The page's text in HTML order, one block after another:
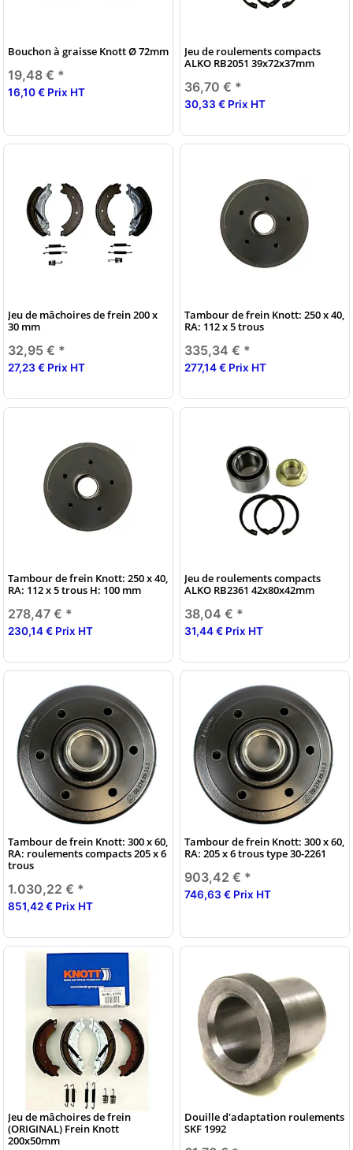
Bouchon à graisse Knott Ø 72mm
19,48 € *
16,10 € Prix HT
Jeu de roulements compacts
ALKO RB2051 39x72x37mm
36,70 € *
30,33 € Prix HT
Jeu de mâchoires de frein 200 x
30 mm
32,95 € *
27,23 € Prix HT
Tambour de frein Knott: 250 x 40,
RA: 112 x 5 trous
335,34 € *
277,14 € Prix HT
Tambour de frein Knott: 250 x 40,
RA: 112 x 5 trous H: 100 mm
278,47 € *
230,14 € Prix HT
Jeu de roulements compacts
ALKO RB2361 42x80x42mm
38,04 € *
31,44 € Prix HT
Tambour de frein Knott: 300 x 60,
RA: roulements compacts 205 x 6
trous
1.030,22 € *
851,42 € Prix HT
Tambour de frein Knott: 300 x 60,
RA: 205 x 6 trous type 30-2261
903,42 € *
746,63 € Prix HT
Jeu de mâchoires de frein
(ORIGINAL) Frein Knott
200x50mm
Douille d'adaptation roulements
SKF 1992